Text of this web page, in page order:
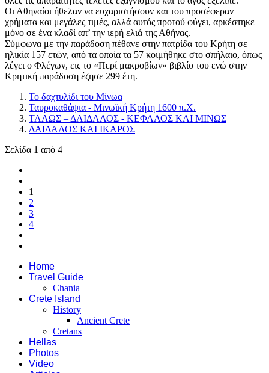
Οι Αθηναίοι ήθελαν να ευχαριστήσουν και του προσέφεραν
χρήματα και μεγάλες τιμές, αλλά αυτός προτού φύγει, αρκέστηκε
μόνο σε ένα κλαδί απ’ την ιερή ελιά της Αθήνας.
Σύμφωνα με την παράδοση πέθανε στην πατρίδα του Κρήτη σε
ηλικία 157 ετών, από τα οποία τα 57 κοιμήθηκε στο σπήλαιο, όπως
λέγει ο Φλέγων, εις το «Περί μακροβίων» βιβλίο του ενώ στην
Κρητική παράδοση έζησε 299 έτη.
Το δαχτυλίδι του Μίνωα
Ταυροκαθάψια - Μινωϊκή Κρήτη 1600 π.Χ.
ΤΑΛΩΣ – ΔΑΙΔΑΛΟΣ - ΚΕΦΑΛΟΣ ΚΑΙ ΜΙΝΩΣ
ΔΑΙΔΑΛΟΣ ΚΑΙ ΙΚΑΡΟΣ
Σελίδα 1 από 4
1
2
3
4
Home
Travel Guide
Chania
Crete Island
History
Ancient Crete
Cretans
Hellas
Photos
Video